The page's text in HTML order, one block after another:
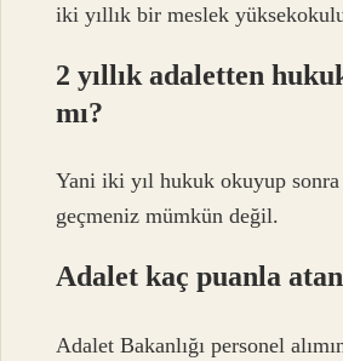
iki yıllık bir meslek
2 yıllık adaletten
mı?
Yani iki yıl hukuk okuyup sonra
geçmeniz mümkün değil.
Adalet kaç puanla
Adalet Bakanlığı personel